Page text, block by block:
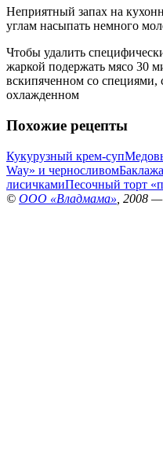
Неприятный запах на
углам насыпать немного
Чтобы удалить
жаркой подержать мясо 30
вскипяченном со специями,
охлажденном
Похожие рецепты
Кукурузный крем-суп
Way» и черносливом
лисичкамиПесочный торт
© ООО «Владмама» , 2008